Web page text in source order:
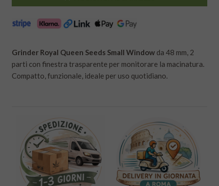
Grinder Royal Queen Seeds Small Window da 48 mm, 2
parti con finestra trasparente per monitorare la macinatura.
Compatto, funzionale, ideale per uso quotidiano.